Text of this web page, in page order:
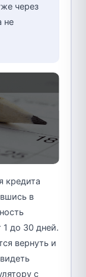
через
не
кредита
в
1 до 30 дней.
вернуть и
с